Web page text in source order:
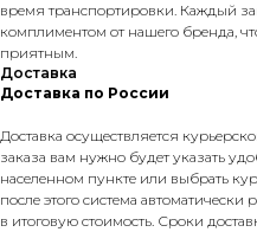
время транспортировки. Каждый
комплиментом от нашего бренда,
приятным.
Доставка
Доставка по России
Доставка осуществляется
заказа вам нужно будет указать
населенном пункте или выбрать
после этого система автоматически
в итоговую стоимость. Сроки